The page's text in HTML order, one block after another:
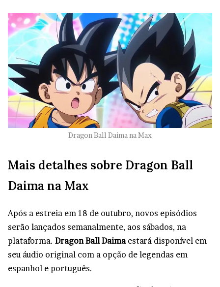
Dragon Ball Daima na Max
Mais detalhes sobre Dragon Ball
Daima na Max
Após a estreia em 18 de outubro, novos episódios
serão lançados semanalmente, aos sábados, na
plataforma. Dragon Ball Daimaestará disponível em
seu áudio original com a opção de legendas em
espanhol e português.